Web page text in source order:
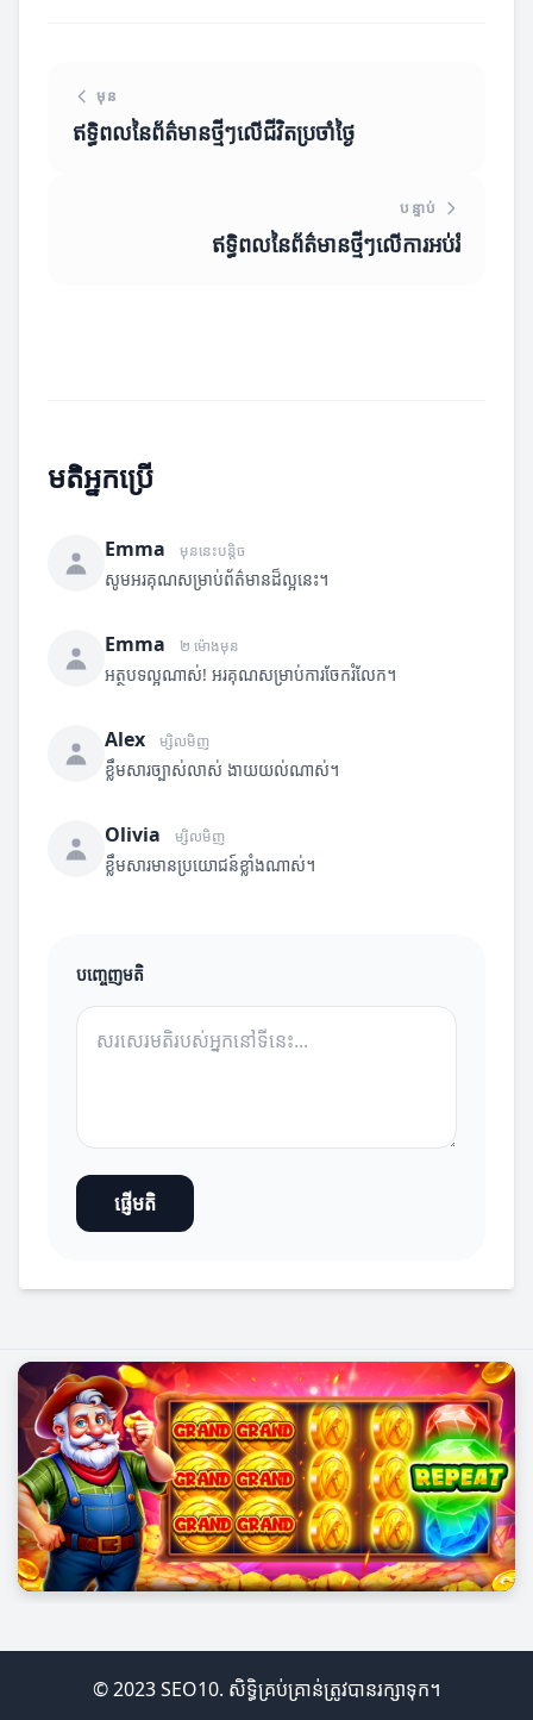
មុន
ឥទ្ធិពលនៃព័ត៌មានថ្មីៗលើជីវិតប្រចាំថ្ងៃ
បន្ទាប់
ឥទ្ធិពលនៃព័ត៌មានថ្មីៗលើការអប់រំ
មតិអ្នកប្រើ
Emma មុននេះបន្តិច
សូមអរគុណសម្រាប់ព័ត៌មានដ៏ល្អនេះ។
Emma ២ ម៉ោងមុន
អត្ថបទល្អណាស់! អរគុណសម្រាប់ការចែករំលែក។
Alex ម្សិលមិញ
ខ្លឹមសារច្បាស់លាស់ ងាយយល់ណាស់។
Olivia ម្សិលមិញ
ខ្លឹមសារមានប្រយោជន៍ខ្លាំងណាស់។
បញ្ចេញមតិ
ផ្ញើមតិ
© 2023 SEO10. សិទ្ធិគ្រប់គ្រាន់ត្រូវបានរក្សាទុក។